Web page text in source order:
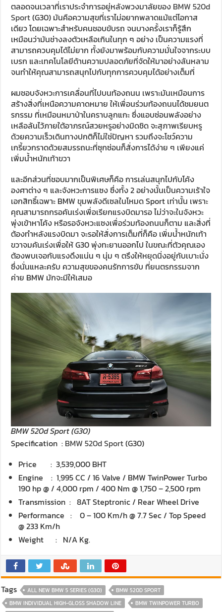
ตลอดจนเวลาที่เราประจำการอยู่หลังพวงมาลัยของ BMW 520d
Sport(G30) มันคือความสุขที่เราไม่อยากพลาดแม้แต่โอกาส
เดียว โดยเฉพาะสำหรับคนชอบขับรถ จนบางครั้งเราก็รู้สึก
เหมือนว่ามันช่างลงตัวเหลือเกินในทุก ๆ อย่าง เป็นความแรงที่
สามารถควบคุมได้ไม่ยาก ทั้งยังมาพร้อมกับความมั่นใจจากระบบ
เบรก และเทคโนโลยีด้านความปลอดภัยที่จัดให้มาอย่างล้นหลาม
จนทำให้คุณสามารถสนุกไปกับทุกการควบคุมได้อย่างเต็มที่
ผมชอบจังหวะการเคลื่อนที่ไปบนท้องถนน เพราะมันเหมือนการ
สร้างสิ่งที่เหนือความคาดหมาย ให้เพื่อนร่วมท้องถนนได้ชมยนต
รกรรม ที่เหมือนหมาป่าในคราบลูกแกะ ซึ่งแอบซ่อนพลังอย่าง
เหลือล้นไว้ภายใต้อาภรณ์สวยหรูอย่างมิดชิด จะสุภาพเรียบหรู
ด้วยความเร็วเดินทางปกติก็ไม่ใช่ปัญหา รวมถึงจะโชว์ความ
เกรี้ยวกราดด้วยสมรรถนะที่ซุกซ่อนก็สั่งการได้ง่าย ๆ เพียงแค่
เพิ่มน้ำหนักเท้าขวา
และอีกส่วนที่ชอบมากเป็นพิเศษก็คือ การเล่นสนุกไปกับโค้ง
องศาต่าง ๆ และจังหวะการแซง ซึ่งทั้ง 2 อย่างนั้นเป็นความเร้าใจ
เอกสิทธิ์เฉพาะ BMW ขุมพลังดีเซลในโหมด Sport เท่านั้น เพราะ
คุณสามารถกรอคันเร่งเพื่อเรียกแรงบิดมารอ ไม่ว่าจะในจังหวะ
พุ่งเข้าหาโค้ง หรือรอจังหวะแซงเพื่อร่วมท้องถนนก็ตาม และสิ่งที่
ต้องทำหลังแรงบิดมา จะรอให้สั่งการเต็มที่ก็คือ เพิ่มน้ำหนักเท้า
ขวาจมคันเร่งเพื่อให้ G30 พุ่งทะยานออกไป ในขณะที่ตัวคุณเอง
ต้องพบเจอกับแรงดึงแน่น ๆ นุ่ม ๆ ตรึงให้หยุดนิ่งอยู่กับเบาะนั่ง
ซึ่งนั่นแหละครับ ความสุขของคนรักการขับ ที่ยนตรกรรมจาก
ค่าย BMW มักจะมีให้เสมอ
BMW 520d Sport (G30)
Specification : BMW 520d Sport(G30)
Price : 3,539,000 BHT
Engine : 1,995 CC / 16 Valve / BMW TwinPower Turbo
190 hp @ / 4,000 rpm / 400 Nm @ 1,750 – 2,500 rpm
Transmission : 8AT Steptronic / Rear Wheel Drive
Performance : 0 – 100 Km/h @ 7.7 Sec / Top Speed
@ 233 Km/h
Weight : N/A Kg.
Tags ALL NEW BMW 5 SERIES (G30)
BMW 520D SPORT
BMW INDIVIDUAL HIGH-GLOSS SHADOW LINE
BMW TWINPOWER TURBO